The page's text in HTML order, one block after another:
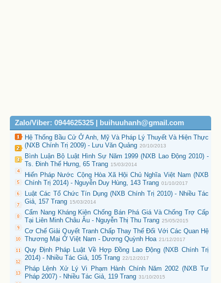
Zalo/Viber: 0944625325 | buihuuhanh@gmail.com
Hệ Thống Bầu Cử Ở Anh, Mỹ Và Pháp Lý Thuyết Và Hiện Thực
(NXB Chính Trị 2009) - Lưu Văn Quảng 20/10/2013
Bình Luận Bộ Luật Hình Sự Năm 1999 (NXB Lao Động 2010) -
Ts. Đinh Thế Hưng, 65 Trang 15/03/2014
Hiến Pháp Nước Cộng Hòa Xã Hội Chủ Nghĩa Việt Nam (NXB
Chính Trị 2014) - Nguyễn Duy Hùng, 143 Trang 01/10/2017
Luật Các Tổ Chức Tín Dụng (NXB Chính Trị 2010) - Nhiều Tác
Giả, 157 Trang 15/03/2014
Cẩm Nang Kháng Kiện Chống Bán Phá Giá Và Chống Trợ Cấp
Tại Liên Minh Châu Âu - Nguyễn Thị Thu Trang 25/05/2015
Cơ Chế Giải Quyết Tranh Chấp Thay Thế Đối Với Các Quan Hệ
Thương Mại Ở Việt Nam - Dương Quỳnh Hoa 21/12/2017
Quy Định Pháp Luật Về Hợp Đồng Lao Động (NXB Chính Trị
2014) - Nhiều Tác Giả, 105 Trang 22/12/2017
Pháp Lệnh Xử Lý Vi Phạm Hành Chính Năm 2002 (NXB Tư
Pháp 2007) - Nhiều Tác Giả, 119 Trang 31/10/2015